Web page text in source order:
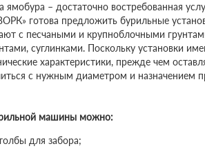
ямобура – достаточно востребованная
готова предложить бурильные
с песчаными и крупноблочными
суглинками. Поскольку установки
характеристики, прежде чем
с нужным диаметром и назначением
машины можно:
для забора;